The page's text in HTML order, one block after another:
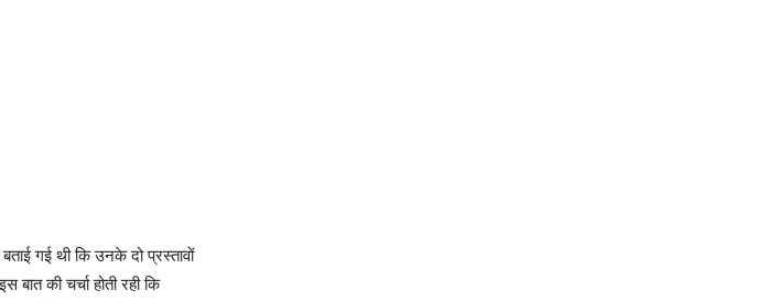
गई थी कि उनके दो प्रस्तावों
की चर्चा होती रही कि